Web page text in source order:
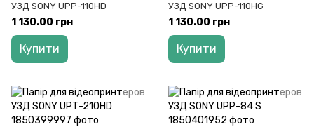
УЗД SONY UPP-110HD
1 130.00 грн
Купити
УЗД SONY UPP-110HG
1 130.00 грн
Купити